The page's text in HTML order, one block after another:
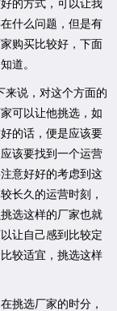
的方式，可以让我
什么问题，但是有
购买比较好，下面
道。
说，对这个方面的
可以让他挑选，如
的话，便是应该要
该要找到一个运营
意好好的考虑到这
长久的运营时刻，
选这样的厂家也就
让自己感到比较定
较适宜，挑选这样
选厂家的时分，